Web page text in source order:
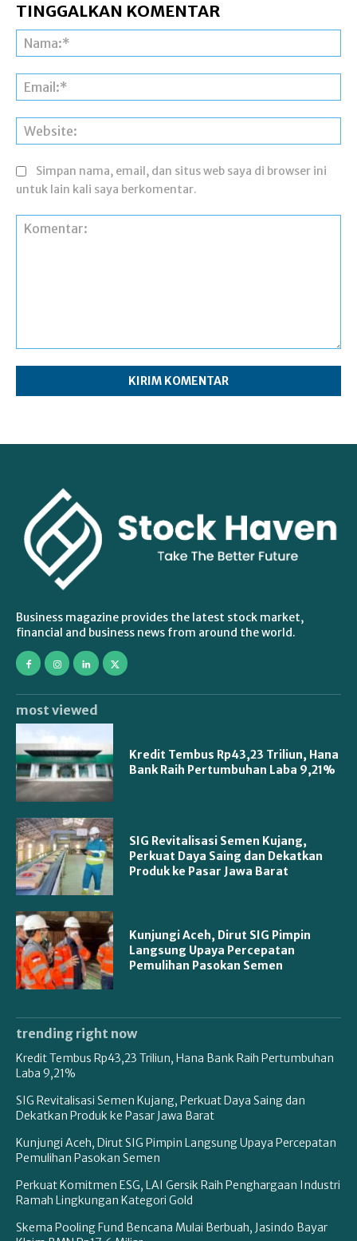
TINGGALKAN KOMENTAR
Simpan nama, email, dan situs web saya di browser ini
untuk lain kali saya berkomentar.
Business magazine provides the latest stock market,
financial and business news from around the world.
most viewed
Kredit Tembus Rp43,23 Triliun, Hana
Bank Raih Pertumbuhan Laba 9,21%
SIG Revitalisasi Semen Kujang,
Perkuat Daya Saing dan Dekatkan
Produk ke Pasar Jawa Barat
Kunjungi Aceh, Dirut SIG Pimpin
Langsung Upaya Percepatan
Pemulihan Pasokan Semen
trending right now
Kredit Tembus Rp43,23 Triliun, Hana Bank Raih Pertumbuhan
Laba 9,21%
SIG Revitalisasi Semen Kujang, Perkuat Daya Saing dan
Dekatkan Produk ke Pasar Jawa Barat
Kunjungi Aceh, Dirut SIG Pimpin Langsung Upaya Percepatan
Pemulihan Pasokan Semen
Perkuat Komitmen ESG, LAI Gersik Raih Penghargaan Industri
Ramah Lingkungan Kategori Gold
Skema Pooling Fund Bencana Mulai Berbuah, Jasindo Bayar